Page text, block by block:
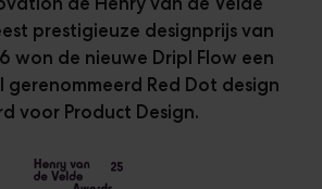
prestigieuze designprijs van
won de nieuwe Dripl Flow een
Red Dot design
voor Product Design.